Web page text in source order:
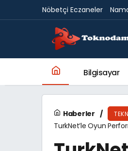
Nöbetçi Eczaneler
Bilgisayar
Haberler
TurkNet’le Oyun
Büyükşehir’den